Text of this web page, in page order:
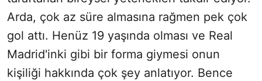
Arda, çok az süre almasına rağmen pek çok
gol attı. Henüz 19 yaşında olması ve Real
Madrid'inki gibi bir forma giymesi onun
kişiliği hakkında çok şey anlatıyor. Bence